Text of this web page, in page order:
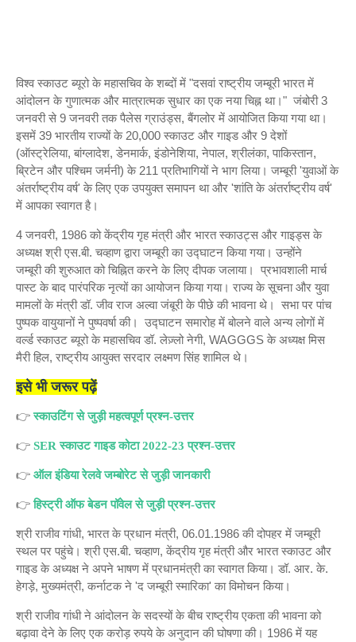
विश्व स्काउट ब्यूरो के महासचिव के शब्दों में "दसवां राष्ट्रीयजम्बूरीभारत में
आंदोलन के गुणात्मक और मात्रात्मक सुधार का एक नया चिह्न था।" जंबोरी 3
जनवरी से 9 जनवरी तक पैलेस ग्राउंड्स, बैंगलोर में आयोजित किया गया था।
इसमें 39 भारतीय राज्यों के 20,000 स्काउट और गाइड और 9 देशों
(ऑस्ट्रेलिया, बांग्लादेश, डेनमार्क, इंडोनेशिया, नेपाल, श्रीलंका, पाकिस्तान,
ब्रिटेन और पश्चिम जर्मनी) के 211 प्रतिभागियों ने भाग लिया। जम्बूरी'युवाओं के
अंतर्राष्ट्रीय वर्ष' के लिए एक उपयुक्त समापन था और 'शांति के अंतर्राष्ट्रीय वर्ष'
में आपका स्वागत है।
4 जनवरी, 1986 को केंद्रीय गृह मंत्री और भारत स्काउट्स और गाइड्स के
अध्यक्ष श्री एस.बी. चव्हाण द्वारा जम्बूरी का उद्घाटन किया गया। उन्होंने
जम्बूरी की शुरुआत को चिह्नित करने के लिए दीपक जलाया। प्रभावशाली मार्च
पास्ट के बाद पारंपरिक नृत्यों का आयोजन किया गया। राज्य के सूचना और युवा
मामलों के मंत्री डॉ. जीव राज अल्वा जंबूरी के पीछे की भावना थे। सभा पर पांच
पुष्पक वायुयानों ने पुष्पवर्षा की। उद्घाटन समारोह में बोलने वाले अन्य लोगों में
वर्ल्ड स्काउट ब्यूरो के महासचिव डॉ. लेज़्लो नेगी, WAGGGS के अध्यक्ष मिस
मैरी हिल, राष्ट्रीय आयुक्त सरदार लक्ष्मण सिंह शामिल थे।
इसे भी जरूर पढ़ें
👉स्काउटिंग से जुड़ी महत्वपूर्ण प्रश्न-उत्तर
👉 SER स्काउट गाइड कोटा 2022-23 प्रश्न-उत्तर
👉 ऑल इंडिया रेलवे जम्बोरेट से जुड़ी जानकारी
👉हिस्ट्री ऑफ बेडन पॉवेल से जुड़ी प्रश्न-उत्तर
श्री राजीव गांधी, भारत के प्रधान मंत्री, 06.01.1986 की दोपहर में जम्बूरी
स्थल पर पहुंचे। श्री एस.बी. चव्हाण, केंद्रीय गृह मंत्री और भारत स्काउट और
गाइड के अध्यक्ष ने अपने भाषण में प्रधानमंत्री का स्वागत किया। डॉ. आर. के.
हेगड़े, मुख्यमंत्री, कर्नाटक ने 'द जम्बूरी स्मारिका' का विमोचन किया।
श्री राजीव गांधी ने आंदोलन के सदस्यों के बीच राष्ट्रीय एकता की भावना को
बढ़ावा देने के लिए एक करोड़ रुपये के अनुदान की घोषणा की। 1986 में यह